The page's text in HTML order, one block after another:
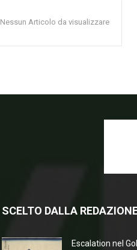
Nessun Articolo da visualizzare
SCELTO DALLA
Escalation nel